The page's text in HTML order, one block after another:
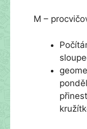
M –